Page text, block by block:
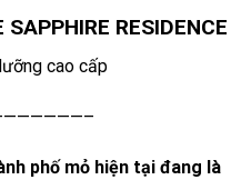
RESIDENCE
cao cấp
phố mỏ hiện tại đang là